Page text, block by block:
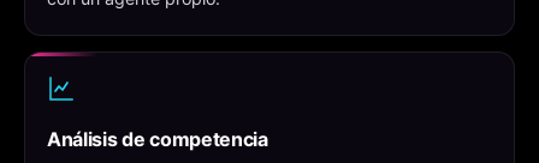
Análisis de competencia